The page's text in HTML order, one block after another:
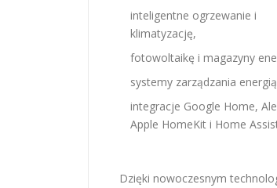
inteligentne ogrzewanie i
klimatyzację,
fotowoltaikę i magazyny
systemy zarządzania
integracje Google Home,
Apple HomeKit i Home
Dzięki nowoczesnym